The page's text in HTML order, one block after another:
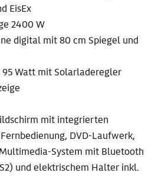
EisEx
2400 W
digital mit 80 cm Spiegel und
95 Watt mit Solarladeregler
mit integrierten
DVD-Laufwerk,
System mit Bluetooth
und elektrischem Halter inkl.